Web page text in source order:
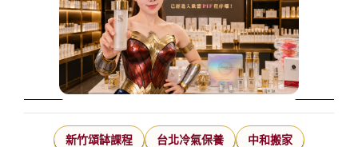
新竹頌缽課程 台北冷氣保養 中和搬家